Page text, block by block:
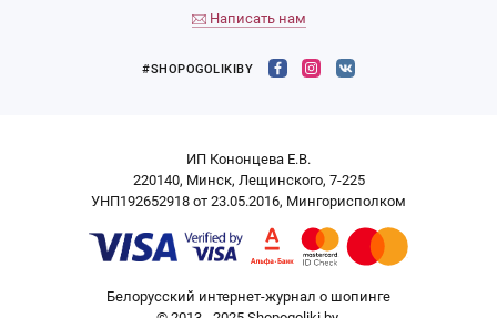
Написать нам
#SHOPOGOLIKIBY
ИП Кононцева Е.В.
220140, Минск, Лещинского, 7-225
УНП192652918 от 23.05.2016, Мингорисполком
Белорусский интернет-журнал о шопинге